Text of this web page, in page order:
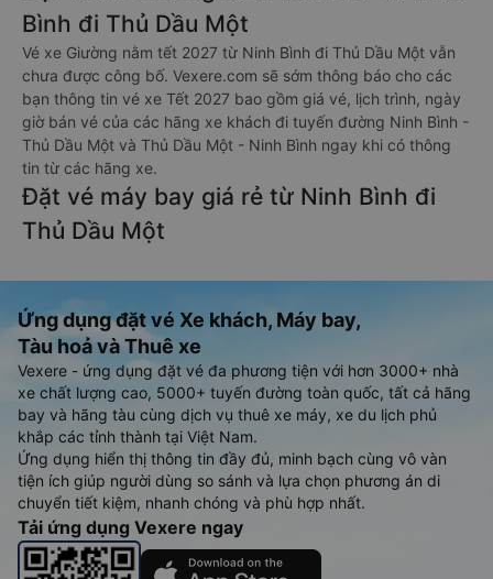
Bình đi Thủ Dầu Một
Vé xe Giường nằm tết 2027 từ Ninh Bình đi Thủ Dầu Một vẫn
chưa được công bố. Vexere.com sẽ sớm thông báo cho các
bạn thông tin vé xe Tết 2027 bao gồm giá vé, lịch trình, ngày
giờ bán vé của các hãng xe khách đi tuyến đường Ninh Bình -
Thủ Dầu Một và Thủ Dầu Một - Ninh Bình ngay khi có thông
tin từ các hãng xe.
Đặt vé máy bay giá rẻ từ Ninh Bình đi
Thủ Dầu Một
Ứng dụng đặt vé Xe khách, Máy bay,
Tàu hoả và Thuê xe
Vexere - ứng dụng đặt vé đa phương tiện với hơn 3000+ nhà
xe chất lượng cao, 5000+ tuyến đường toàn quốc, tất cả hãng
bay và hãng tàu cùng dịch vụ thuê xe máy, xe du lịch phủ
khắp các tỉnh thành tại Việt Nam.
Ứng dụng hiển thị thông tin đầy đủ, minh bạch cùng vô vàn
tiện ích giúp người dùng so sánh và lựa chọn phương án di
chuyển tiết kiệm, nhanh chóng và phù hợp nhất.
Tải ứng dụng Vexere ngay